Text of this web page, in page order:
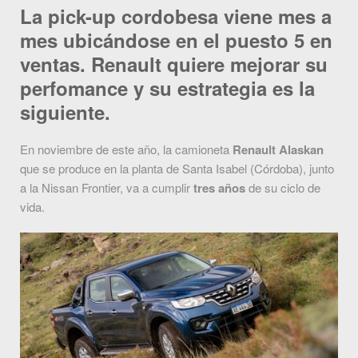
La pick-up cordobesa viene mes a
mes ubicándose en el puesto 5 en
ventas. Renault quiere mejorar su
perfomance y su estrategia es la
siguiente.
En noviembre de este año, la camioneta Renault Alaskan
que se produce en la planta de Santa Isabel (Córdoba), junto
a la Nissan Frontier, va a cumplirtres añosde su ciclo de
vida.